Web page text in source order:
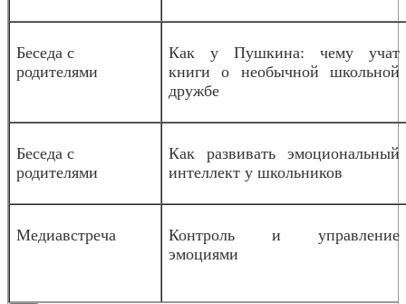
Беседа с
родителями
Как у Пушкина: чему учат
книги о необычной школьной
дружбе
Беседа с
родителями
Как развивать эмоциональный
интеллект у школьников
Медиавстреча
Контроль и управление
эмоциями